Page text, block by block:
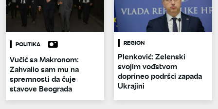
POLITIKA
Vučić sa Makronom:
Zahvalio sam mu na
spremnosti da čuje
stavove Beograda
REGION
Plenković: Zelenski
svojim vođstvom
doprineo podršci zapada
Ukrajini